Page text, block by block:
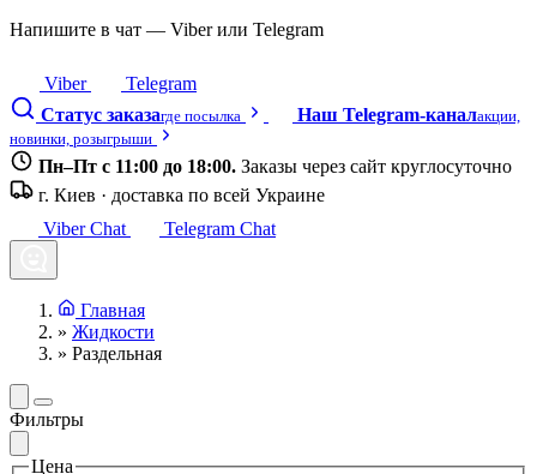
Напишите в чат — Viber или Telegram
Viber
Telegram
Статус заказагде посылка Наш Telegram-каналакции,
новинки, розыгрыши
Пн–Пт с 11:00 до 18:00. Заказы через сайт круглосуточно
г. Киев · доставка по всей Украине
Viber Chat
Telegram Chat
Главная
» Жидкости
» Раздельная
Фильтры
Цена